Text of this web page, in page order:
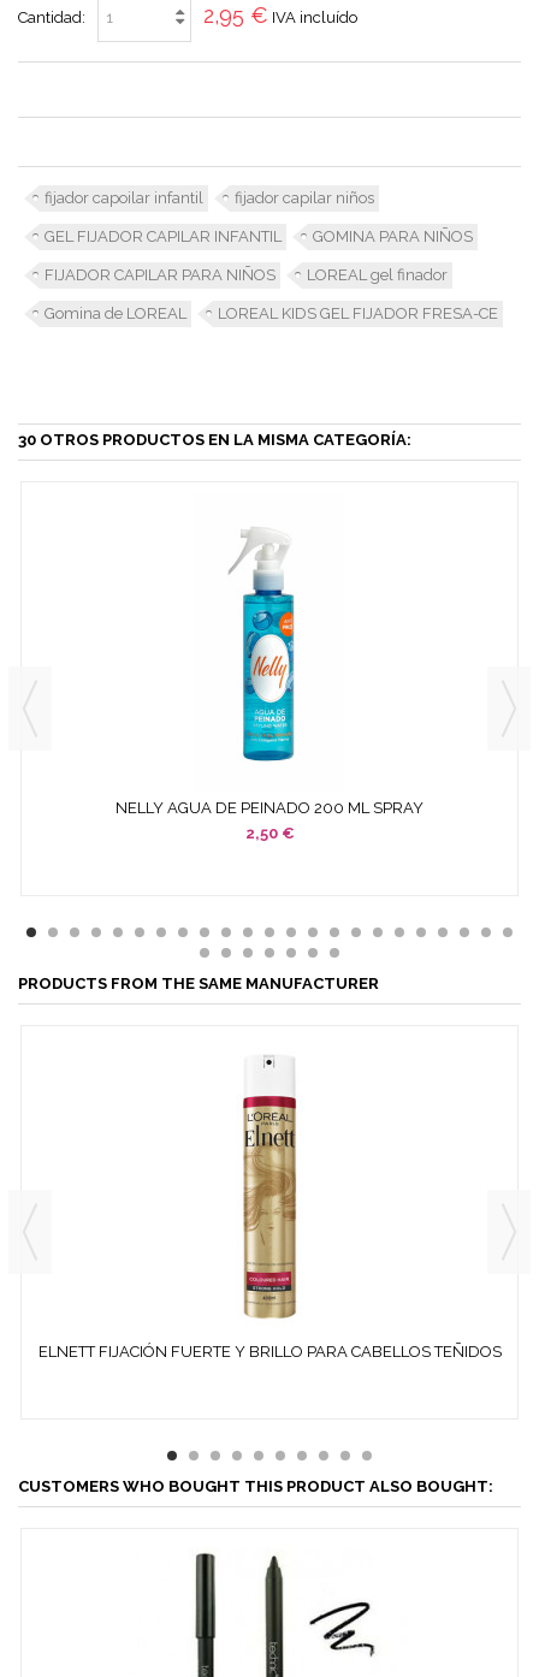
Cantidad: 2,95 € IVA incluído
fijador capoilar infantil fijador capilar niños
GEL FIJADOR CAPILAR INFANTIL GOMINA PARA NIÑOS
FIJADOR CAPILAR PARA NIÑOS LOREAL gel finador
Gomina de LOREAL LOREAL KIDS GEL FIJADOR FRESA-CE
30 OTROS PRODUCTOS EN LA MISMA CATEGORÍA:
NELLY AGUA DE PEINADO 200 ML SPRAY
2,50 €
PRODUCTS FROM THE SAME MANUFACTURER
ELNETT FIJACIÓN FUERTE Y BRILLO PARA CABELLOS TEÑIDOS
CUSTOMERS WHO BOUGHT THIS PRODUCT ALSO BOUGHT: